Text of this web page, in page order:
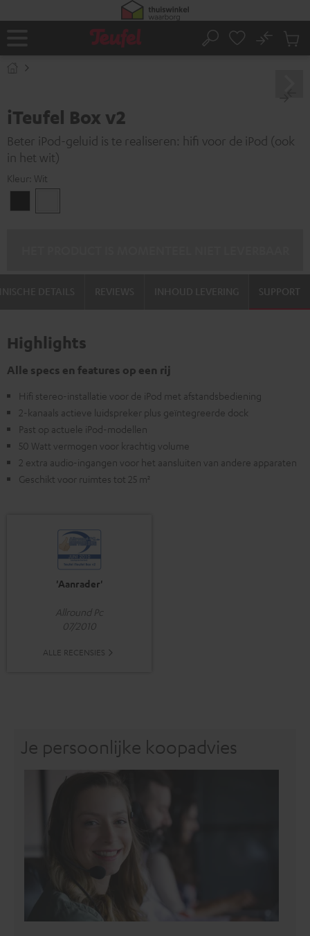
Home
Zoeken
No
iTeufel Box v2
Beter iPod-geluid is te realiseren: hifi voor de iPod (ook
in het wit)
Kleur: Wit
SUPPORT
Highlights
Alle specs en features op een rij
Hifi stereo-installatie voor de iPod met afstandsbediening
2-kanaals actieve luidspreker plus geïntegreerde dock
Past op actuele iPod-modellen
50 Watt vermogen voor krachtig volume
2 extra audio-ingangen voor het aansluiten van andere apparaten
Geschikt voor ruimtes tot 25 m²
'Aanrader'
Allround Pc
07/2010
ALLE RECENSIES
Je persoonlijke koopadvies